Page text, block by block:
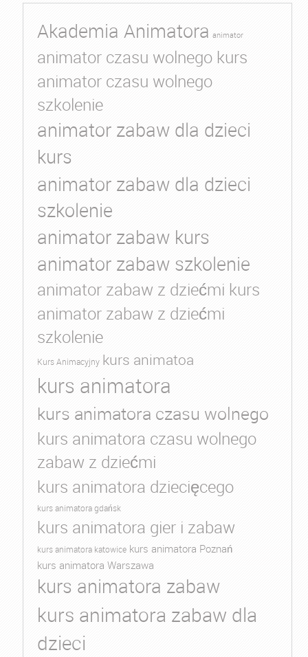
Akademia Animatora animator
animator czasu wolnego kurs
animator czasu wolnego
szkolenie
animator zabaw dla dzieci
kurs
animator zabaw dla dzieci
szkolenie
animator zabaw kurs
animator zabaw szkolenie
animator zabaw z dziećmi kurs
animator zabaw z dziećmi
szkolenie
Kurs Animacyjny kurs animatoa
kurs animatora
kurs animatora czasu wolnego
kurs animatora czasu wolnego
zabaw z dziećmi
kurs animatora dziecięcego
kurs animatora gdańsk
kurs animatora gier i zabaw
kurs animatora katowice kurs animatora Poznań
kurs animatora Warszawa
kurs animatora zabaw
kurs animatora zabaw dla
dzieci